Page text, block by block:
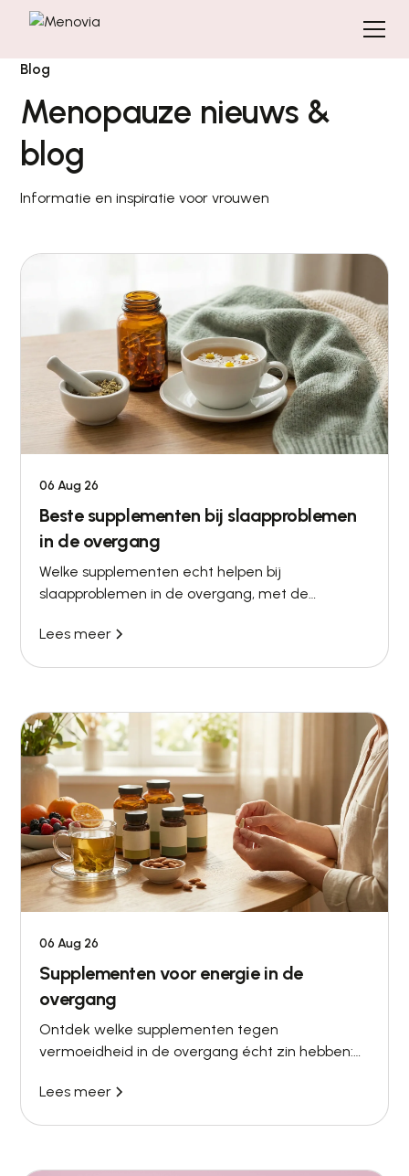
Blog
Menopauze nieuws &
blog
Informatie en inspiratie voor vrouwen
06 Aug 26
Beste supplementen bij slaapproblemen
in de overgang
Welke supplementen echt helpen bij
slaapproblemen in de overgang, met de
hormoontherapie een betere aanpak is.
Lees meer
06 Aug 26
Supplementen voor energie in de
overgang
Ontdek welke supplementen tegen
vermoeidheid in de overgang écht zin hebben:
Menovia's BIG-artsen.
Lees meer